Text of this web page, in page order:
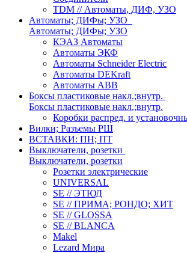
TDM // Автоматы, ДИФ, УЗО
Автоматы; ДИФы; УЗО
Автоматы; ДИФы; УЗО
КЭАЗ Автоматы
Автоматы ЭКФ
Автоматы Schneider Electric
Автоматы DEKraft
Автоматы ABB
Боксы пластиковые накл.;внутр.
Боксы пластиковые накл.;внутр.
Коробки распред. и
Вилки; Разъемы РШ
ВСТАВКИ: ПН; ПТ
Выключатели, розетки
Выключатели, розетки
Розетки электрические
UNIVERSAL
SE // ЭТЮД
SE // ПРИМА; РОНДО; ХИТ
SE // GLOSSA
SE // BLANCA
Makel
Lezard Мира